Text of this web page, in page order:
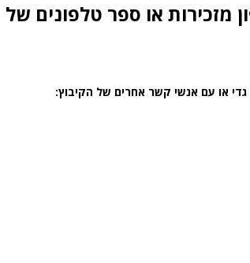
מזכירות או ספר טלפונים של
גדי או עם אנשי קשר אחרים של הקיבוץ: